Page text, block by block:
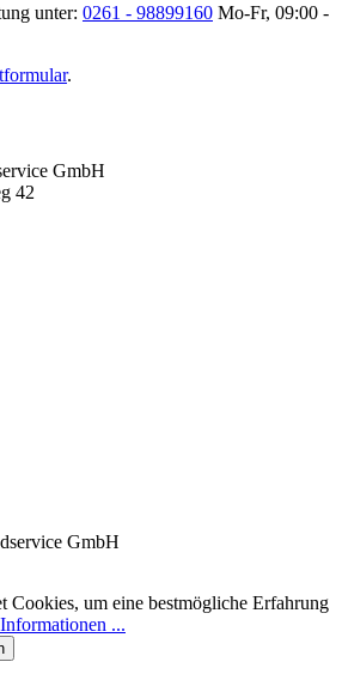
unter: 0261 - 98899160 Mo-Fr, 09:00 -
.
GmbH
42
GmbH
Cookies, um eine bestmögliche Erfahrung
...